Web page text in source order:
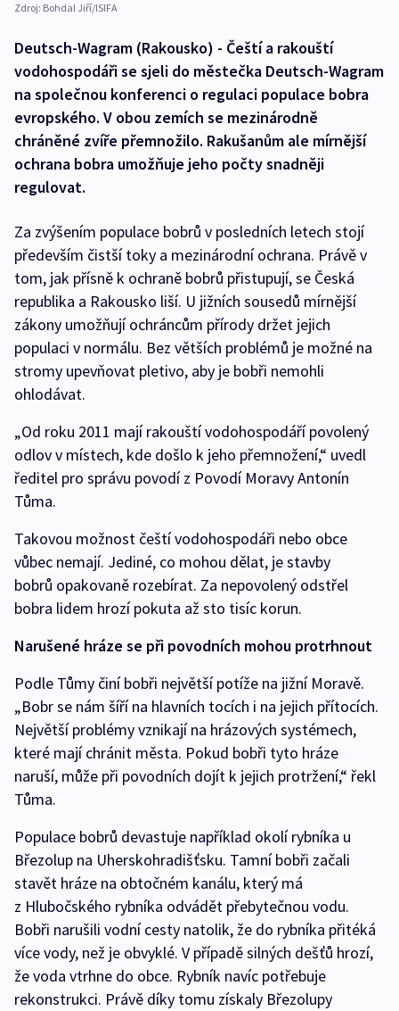
Zdroj: Bohdal Jiří/ISIFA
Deutsch-Wagram (Rakousko) - Čeští a rakouští
vodohospodáři se sjeli do městečka Deutsch-Wagram
na společnou konferenci o regulaci populace bobra
evropského. V obou zemích se mezinárodně
chráněné zvíře přemnožilo. Rakušanům ale mírnější
ochrana bobra umožňuje jeho počty snadněji
regulovat.
Za zvýšením populace bobrů v posledních letech stojí
především čistší toky a mezinárodní ochrana. Právě v
tom, jak přísně k ochraně bobrů přistupují, se Česká
republika a Rakousko liší. U jižních sousedů mírnější
zákony umožňují ochráncům přírody držet jejich
populaci v normálu. Bez větších problémů je možné na
stromy upevňovat pletivo, aby je bobři nemohli
ohlodávat.
„Od roku 2011 mají rakouští vodohospodáří povolený
odlov v místech, kde došlo k jeho přemnožení,“ uvedl
ředitel pro správu povodí z Povodí Moravy Antonín
Tůma.
Takovou možnost čeští vodohospodáři nebo obce
vůbec nemají. Jediné, co mohou dělat, je stavby
bobrů opakovaně rozebírat. Za nepovolený odstřel
bobra lidem hrozí pokuta až sto tisíc korun.
Narušené hráze se při povodních mohou protrhnout
Podle Tůmy činí bobři největší potíže na jižní Moravě.
„Bobr se nám šíří na hlavních tocích i na jejich přítocích.
Největší problémy vznikají na hrázových systémech,
které mají chránit města. Pokud bobři tyto hráze
naruší, může při povodních dojít k jejich protržení,“ řekl
Tůma.
Populace bobrů devastuje například okolí rybníka u
Březolup na Uherskohradišťsku. Tamní bobři začali
stavět hráze na obtočném kanálu, který má
z Hlubočského rybníka odvádět přebytečnou vodu.
Bobři narušili vodní cesty natolik, že do rybníka přitéká
více vody, než je obvyklé. V případě silných dešťů hrozí,
že voda vtrhne do obce. Rybník navíc potřebuje
rekonstrukci. Právě díky tomu získaly Březolupy